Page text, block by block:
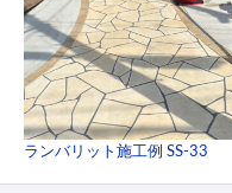
ランバリット施工例 SS-33